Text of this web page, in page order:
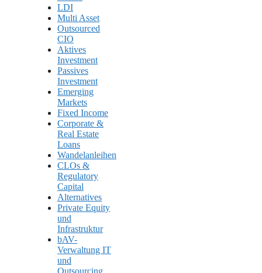
LDI
Multi Asset
Outsourced
CIO
Aktives
Investment
Passives
Investment
Emerging
Markets
Fixed Income
Corporate &
Real Estate
Loans
Wandelanleihen
CLOs &
Regulatory
Capital
Alternatives
Private Equity
und
Infrastruktur
bAV-
Verwaltung IT
und